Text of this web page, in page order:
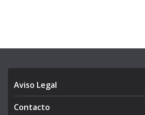
Aviso Legal
Contacto